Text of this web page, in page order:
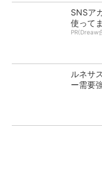
SNSア
使って
PR(Dreaw
ルネサ
ー需要